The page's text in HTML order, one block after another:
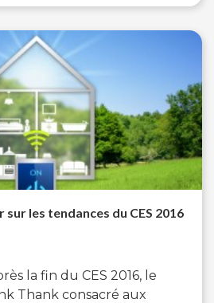
les tendances du CES 2016
la fin du CES 2016, le
Thank consacré aux